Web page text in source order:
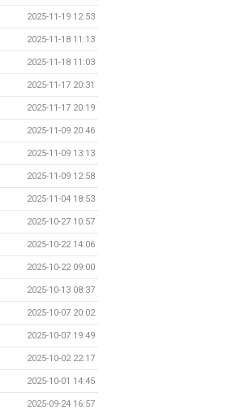
2025-11-19 12:53
2025-11-18 11:13
2025-11-18 11:03
2025-11-17 20:31
2025-11-17 20:19
2025-11-09 20:46
2025-11-09 13:13
2025-11-09 12:58
2025-11-04 18:53
2025-10-27 10:57
2025-10-22 14:06
2025-10-22 09:00
2025-10-13 08:37
2025-10-07 20:02
2025-10-07 19:49
2025-10-02 22:17
2025-10-01 14:45
2025-09-24 16:57